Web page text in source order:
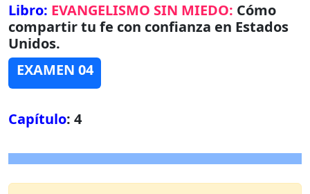
Libro: EVANGELISMO SIN MIEDO: Cómo
compartir tu fe con confianza en Estados
Unidos.
EXAMEN 04
Capítulo: 4